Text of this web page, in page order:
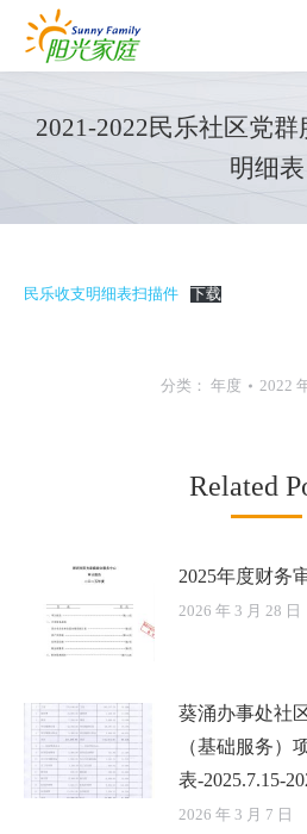
2021-2022民乐社区党
明细表
民乐收支明细表扫描件 下载
分类： 年度 2022
Related
2025年度财务
2026 年 3 月 28 日
葵涌办事处社
（基础服务）
表-2025.7.15-
2026 年 3 月 7 日